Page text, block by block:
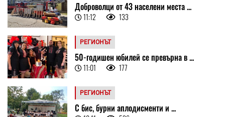
Доброволци от 43 населени места ...
11:12 133
РЕГИОНЪТ
50-годишен юбилей се превърна в ...
11:01 177
РЕГИОНЪТ
С бис, бурни аплодисменти и ...